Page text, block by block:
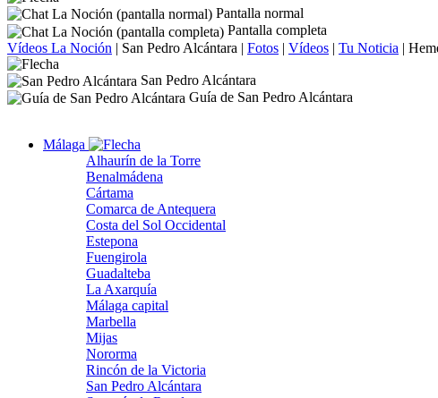
Pantalla normal
Pantalla completa
Vídeos La Noción | San Pedro Alcántara | Fotos | Vídeos | Tu Noticia |
San Pedro Alcántara
Guía de San Pedro Alcántara
Málaga
Alhaurín de la Torre
Benalmádena
Cártama
Comarca de Antequera
Costa del Sol Occidental
Estepona
Fuengirola
Guadalteba
La Axarquía
Málaga capital
Marbella
Mijas
Nororma
Rincón de la Victoria
San Pedro Alcántara